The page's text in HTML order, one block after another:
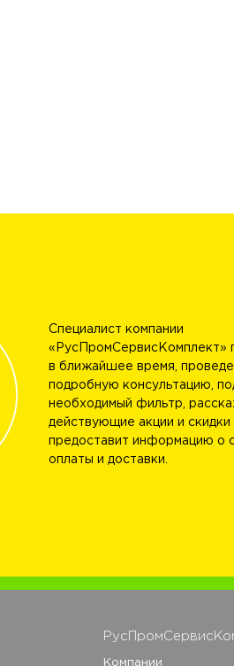
Специалист компании
«РусПромСервисКомплект»
в ближайшее время,
подробную консультацию,
необходимый фильтр,
действующие акции и скидки
предоставит информацию о
оплаты и доставки.
Компании